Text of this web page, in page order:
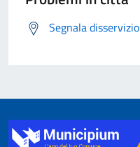
Segnala disservizio